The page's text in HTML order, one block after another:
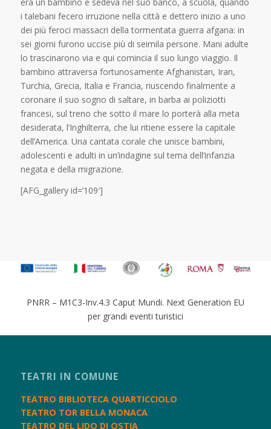
era un bambino e sedeva nel suo banco, a scuola, quando
i talebani fecero irruzione nella città e dettero inizio a uno
dei più feroci massacri della tormentata guerra afgana: in
sei giorni furono uccise più di seimila persone. Mani adulte
lo trascinarono via e qui comincia il suo lungo viaggio. Il
bambino attraversa fortunosamente Afghanistan, Iran,
Turchia, Grecia, Italia e Francia, riuscendo finalmente a
coronare il suo sogno di saltare, in barba ai poliziotti
francesi, sul treno che sotto il mare lo porterà alla meta
desiderata, l’Inghilterra, che lui ritiene essere la capitale
dell’America. Una cantata corale che unisce bambini,
adolescenti e adulti in un’indagine sul tema dell’infanzia
negata e della migrazione.
[AFG_gallery id=’109′]
PNRR – M1C3-Inv.4.3 Caput Mundi. Next Generation EU
per grandi eventi turistici
TEATRI IN COMUNE
TEATRO BIBLIOTECA QUARTICCIOLO
TEATRO TOR BELLA MONACA
TEATRO DEL LIDO DI OSTIA